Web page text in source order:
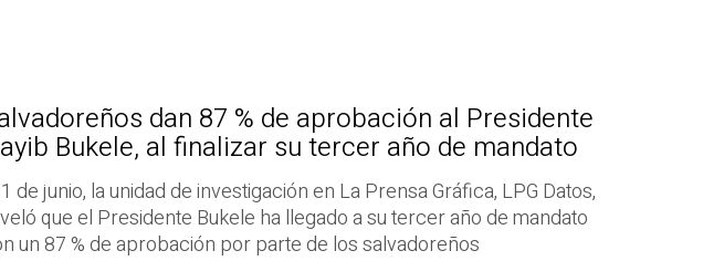
dan 87 % de aprobación al Presidente
Bukele, al finalizar su tercer año de mandato
de junio, la unidad de investigación en La Prensa Gráfica, LPG Datos,
que el Presidente Bukele ha llegado a su tercer año de mandato
un 87 % de aprobación por parte de los salvadoreños